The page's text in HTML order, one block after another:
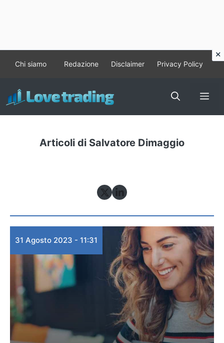
contenuto
Chi siamo Redazione Disclaimer Privacy Policy
Articoli di Salvatore Dimaggio
31 Agosto 2023 - 11:31